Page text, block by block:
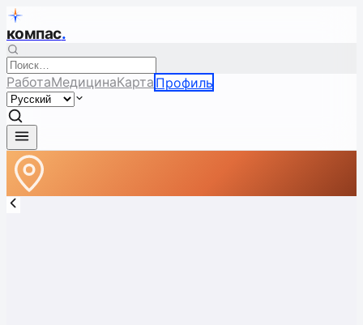
компас.
РаботаМедицинаКарта Профиль